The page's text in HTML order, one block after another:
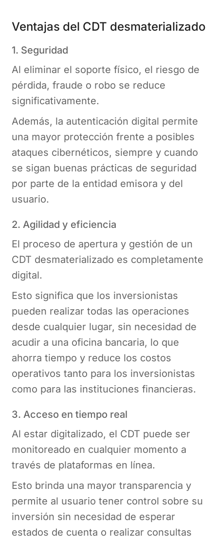
Ventajas del CDT desmaterializado
1. Seguridad
Al eliminar el soporte físico, el riesgo de
pérdida, fraude o robo se reduce
significativamente.
Además, la autenticación digital permite
una mayor protección frente a posibles
ataques cibernéticos, siempre y cuando
se sigan buenas prácticas de seguridad
por parte de la entidad emisora y del
usuario.
2. Agilidad y eficiencia
El proceso de apertura y gestión de un
CDT desmaterializado es completamente
digital.
Esto significa que los inversionistas
pueden realizar todas las operaciones
desde cualquier lugar, sin necesidad de
acudir a una oficina bancaria, lo que
ahorra tiempo y reduce los costos
operativos tanto para los inversionistas
como para las instituciones financieras.
3. Acceso en tiempo real
Al estar digitalizado, el CDT puede ser
monitoreado en cualquier momento a
través de plataformas en línea.
Esto brinda una mayor transparencia y
permite al usuario tener control sobre su
inversión sin necesidad de esperar
estados de cuenta o realizar consultas